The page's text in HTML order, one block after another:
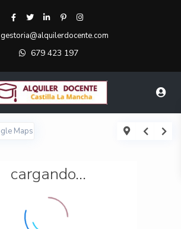
gestoria@alquilerdocente.com
679 423 197
cargando...